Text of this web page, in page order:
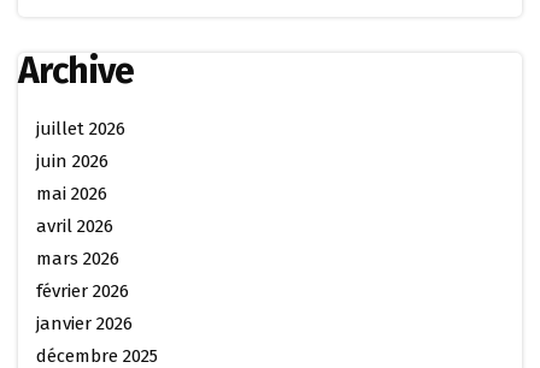
Archive
juillet 2026
juin 2026
mai 2026
avril 2026
mars 2026
février 2026
janvier 2026
décembre 2025